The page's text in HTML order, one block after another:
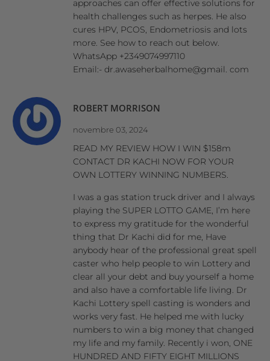
approaches can offer effective solutions for
health challenges such as herpes. He also
cures HPV, PCOS, Endometriosis and lots
more. See how to reach out below.
WhatsApp +2349074997110
Email:- dr.awaseherbalhome@gmail. com
ROBERT MORRISON
novembre 03, 2024
READ MY REVIEW HOW I WIN $158m
CONTACT DR KACHI NOW FOR YOUR
OWN LOTTERY WINNING NUMBERS.
I was a gas station truck driver and I always
playing the SUPER LOTTO GAME, I’m here
to express my gratitude for the wonderful
thing that Dr Kachi did for me, Have
anybody hear of the professional great spell
caster who help people to win Lottery and
clear all your debt and buy yourself a home
and also have a comfortable life living. Dr
Kachi Lottery spell casting is wonders and
works very fast. He helped me with lucky
numbers to win a big money that changed
my life and my family. Recently i won, ONE
HUNDRED AND FIFTY EIGHT MILLIONS